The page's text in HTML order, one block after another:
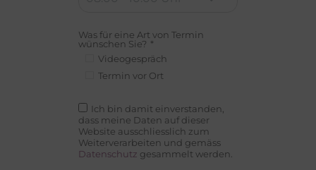
Was für eine Art von Termin
wünschen Sie? *
Videogespräch
Termin vor Ort
Ich bin damit einverstanden,
dass meine Daten auf dieser
Website ausschliesslich zum
Weiterverarbeiten und gemäss
Datenschutz gesammelt werden.